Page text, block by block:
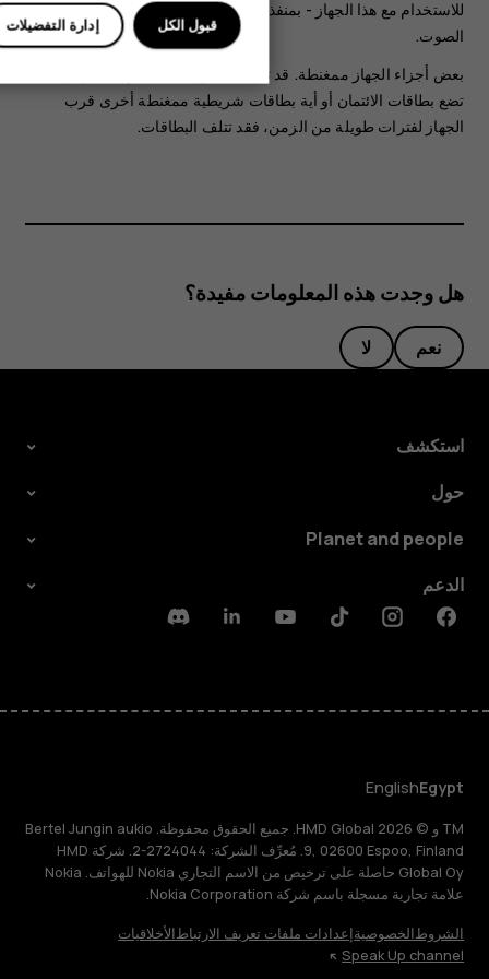
للاستخدام مع هذا الجهاز - بمنفذ توصيل الصوت، فانتبه جيدًا لمستويات
الصوت.
بعض أجزاء الجهاز ممغنطة. قد تنجذب المواد المعدنية إلى الجهاز. لا
تضع بطاقات الائتمان أو أية بطاقات شريطية ممغنطة أخرى قرب
الجهاز لفترات طويلة من الزمن، فقد تتلف البطاقات.
هل وجدت هذه المعلومات مفيدة؟
نعم لا
استكشف
حول
Planet and people
الدعم
Facebook
Instagram
Tiktok
Youtube
Linkedin
Discord
Egypt
English
TM و © 2026 HMD Global. جميع الحقوق محفوظة. Bertel Jungin aukio
9, 02600 Espoo, Finland. مُعرِّف الشركة: 2724044-2. شركة HMD
Global Oy حاصلة على ترخيص من الاسم التجاري Nokia للهواتف. Nokia
علامة تجارية مسجلة باسم شركة Nokia Corporation.
الشروطالخصوصيةإعدادات ملفات تعريف الارتباطالأخلاقيات
Speak Up channel
إدارة التفضيلات قبول الكل